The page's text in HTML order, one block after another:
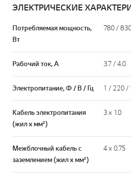
ЭЛЕКТРИЧЕСКИЕ
Потребляемая мощность,
Вт
780 /
Рабочий ток, А 3.7 / 4.0
Электропитание, Ф / В / Гц 1 / 220 /
Кабель электропитания
(жил х мм²)
3 х 1.0
Межблочный кабель с
заземлением (жил х мм²)
4 х 0.75